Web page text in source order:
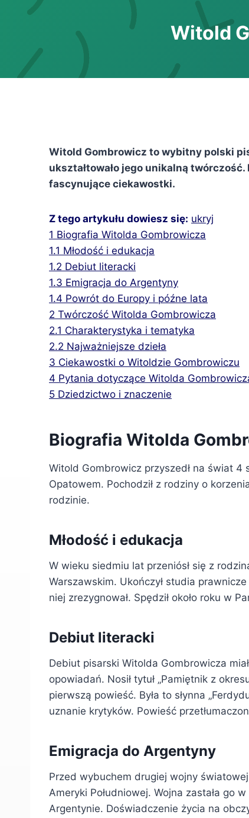
Witold
Witold Gombrowicz to wybitny polski
ukształtowało jego unikalną
fascynujące ciekawostki.
Z tego artykułu dowiesz się: ukryj
1 Biografia Witolda Gombrowicza
1.1 Młodość i edukacja
1.2 Debiut literacki
1.3 Emigracja do Argentyny
1.4 Powrót do Europy i późne lata
2 Twórczość Witolda Gombrowicza
2.1 Charakterystyka i tematyka
2.2 Najważniejsze dzieła
3 Ciekawostki o Witoldzie Gombrowiczu
4 Pytania dotyczące Witolda
5 Dziedzictwo i znaczenie
Biografia Witolda
Witold Gombrowicz przyszedł na świat 4
Opatowem. Pochodził z rodziny o
rodzinie.
Młodość i edukacja
W wieku siedmiu lat przeniósł się z
Warszawskim. Ukończył studia
niej zrezygnował. Spędził około roku w
Debiut literacki
Debiut pisarski Witolda Gombrowicza
opowiadań. Nosił tytuł „Pamiętnik z
pierwszą powieść. Była to słynna
uznanie krytyków. Powieść
Emigracja do Argentyny
Przed wybuchem drugiej wojny
Ameryki Południowej. Wojna zastała go
Argentynie. Doświadczenie życia na